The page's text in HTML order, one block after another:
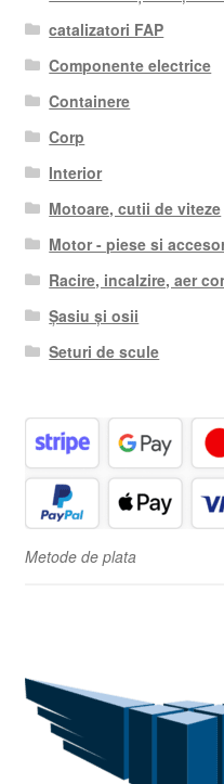
catalizatori FAP
Componente electrice
Containere
Corp
Interior
Motoare, cutii de viteze
Motor - piese si
Racire, incalzire, aer
Șasiu și osii
Seturi de scule
Metode de plata